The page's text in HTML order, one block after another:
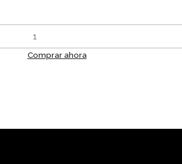
Comprar ahora